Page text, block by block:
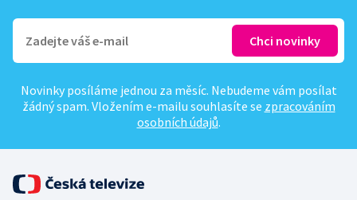
Novinky posíláme jednou za měsíc. Nebudeme vám posílat
žádný spam. Vložením e-mailu souhlasíte se zpracováním
osobních údajů.